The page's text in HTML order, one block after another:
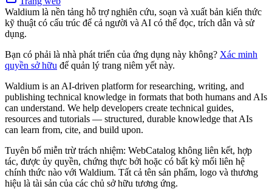
Waldium là nền tảng hỗ trợ nghiên cứu, soạn và xuất bản kiến thức
kỹ thuật có cấu trúc để cả người và AI có thể đọc, trích dẫn và sử
dụng.
Bạn có phải là nhà phát triển của ứng dụng này không? Xác minh
quyền sở hữu để quản lý trang niêm yết này.
Waldium is an AI-driven platform for researching, writing, and
publishing technical knowledge in formats that both humans and AIs
can understand. We help developers create technical guides,
resources and tutorials — structured, durable knowledge that AIs
can learn from, cite, and build upon.
Tuyên bố miễn trừ trách nhiệm: WebCatalog không liên kết, hợp
tác, được ủy quyền, chứng thực bởi hoặc có bất kỳ mối liên hệ
chính thức nào với Waldium. Tất cả tên sản phẩm, logo và thương
hiệu là tài sản của các chủ sở hữu tương ứng.